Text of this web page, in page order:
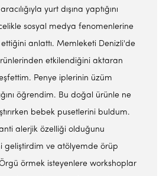
yurt dışına yaptığını
sosyal medya fenomenlerine
anlattı. Memleketi Denizli'de
etkilendiğini aktaran
Penye iplerinin üzüm
öğrendim. Bu doğal ürünle ne
bebek pusetlerini buldum.
alerjik özelliği olduğunu
geliştirdim ve atölyemde örüp
örmek isteyenlere workshoplar